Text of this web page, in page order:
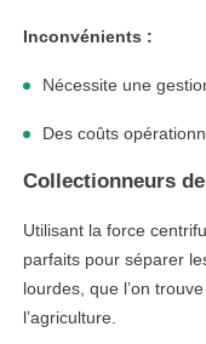
Inconvénients :
Nécessite une
Des coûts
Collectionneurs
Utilisant la force
parfaits pour séparer
lourdes, que l’on
l’agriculture.